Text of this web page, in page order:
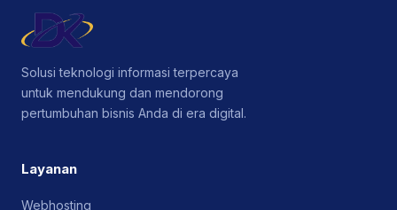
Solusi teknologi informasi terpercaya
untuk mendukung dan mendorong
pertumbuhan bisnis Anda di era digital.
Layanan
Webhosting